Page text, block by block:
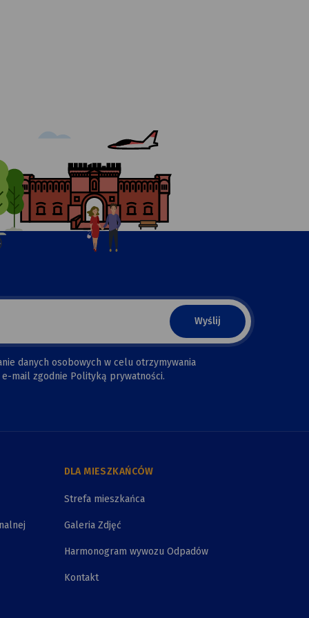
danych osobowych w celu otrzymywania
mail zgodnie Polityką prywatności.
DLA MIESZKAŃCÓW
Strefa mieszkańca
Galeria Zdjęć
Harmonogram wywozu Odpadów
Kontakt